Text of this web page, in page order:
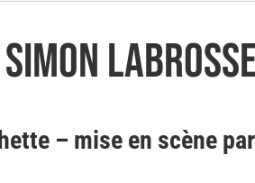
– mise en scène